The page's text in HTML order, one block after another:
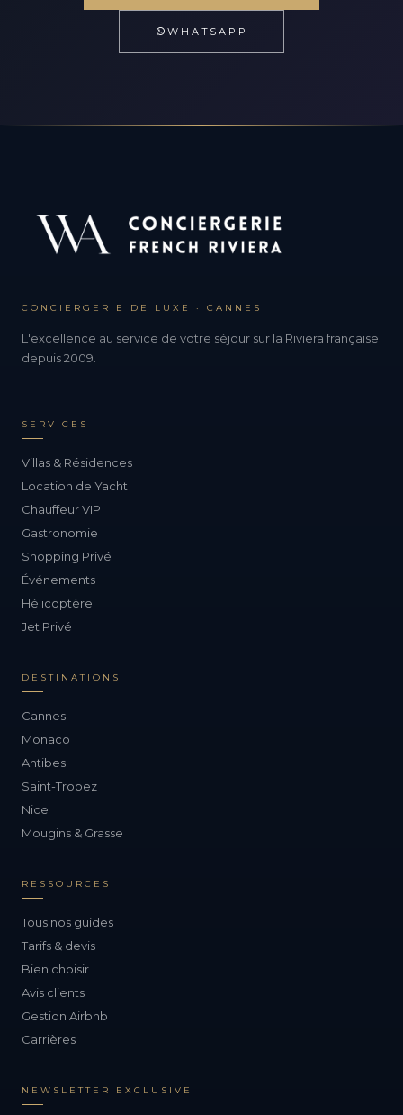
WHATSAPP
CONCIERGERIE DE LUXE · CANNES
L'excellence au service de votre séjour sur la Riviera française
depuis 2009.
SERVICES
Villas & Résidences
Location de Yacht
Chauffeur VIP
Gastronomie
Shopping Privé
Événements
Hélicoptère
Jet Privé
DESTINATIONS
Cannes
Monaco
Antibes
Saint-Tropez
Nice
Mougins & Grasse
RESSOURCES
Tous nos guides
Tarifs & devis
Bien choisir
Avis clients
Gestion Airbnb
Carrières
NEWSLETTER EXCLUSIVE